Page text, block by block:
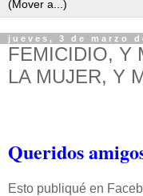
jueves, 3 de marzo
FEMICIDIO, Y
LA MUJER, Y
Queridos
Esto publiqué en